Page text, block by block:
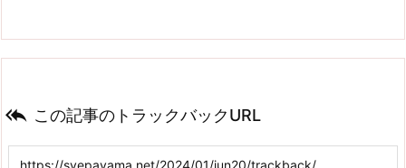
 この記事のトラックバックURL